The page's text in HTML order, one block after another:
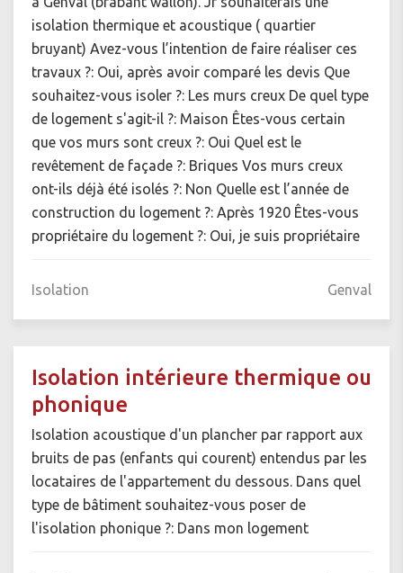
isolation thermique et acoustique ( quartier
bruyant) Avez-vous l’intention de faire réaliser ces
travaux ?: Oui, après avoir comparé les devis Que
souhaitez-vous isoler ?: Les murs creux De quel type
de logement s'agit-il ?: Maison Êtes-vous certain
que vos murs sont creux ?: Oui Quel est le
revêtement de façade ?: Briques Vos murs creux
ont-ils déjà été isolés ?: Non Quelle est l’année de
construction du logement ?: Après 1920 Êtes-vous
propriétaire du logement ?: Oui, je suis propriétaire
Isolation Genval
Isolation intérieure thermique ou
phonique
Isolation acoustique d'un plancher par rapport aux
bruits de pas (enfants qui courent) entendus par les
locataires de l'appartement du dessous. Dans quel
type de bâtiment souhaitez-vous poser de
l'isolation phonique ?: Dans mon logement